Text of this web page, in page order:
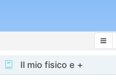
Il mio fisico e +